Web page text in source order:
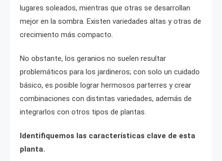
lugares soleados, mientras que otras se desarrollan
mejor en la sombra. Existen variedades altas y otras de
crecimiento más compacto.
No obstante, los geranios no suelen resultar
problemáticos para los jardineros; con solo un cuidado
básico, es posible lograr hermosos parterres y crear
combinaciones con distintas variedades, además de
integrarlos con otros tipos de plantas.
Identifiquemos las características clave de esta
planta.